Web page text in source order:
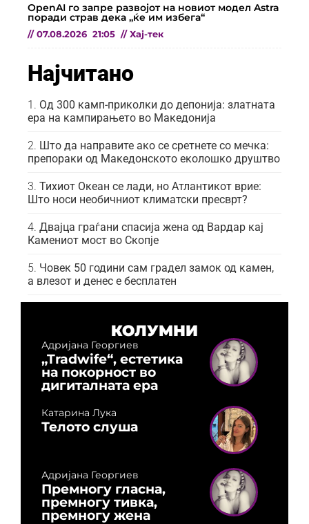
OpenAI го запре развојот на новиот модел Astra
поради страв дека „ќе им избега“
// 07.08.2026 21:05 // Хај-тек
Најчитано
Од 300 камп-приколки до депонија: златната
ера на кампирањето во Македонија
Што да направите ако се сретнете со мечка:
препораки од Македонското еколошко друштво
Тихиот Океан се лади, но Атлантикот врие:
Што носи необичниот климатски пресврт?
Двајца граѓани спасија жена од Вардар кај
Камениот мост во Скопје
Човек 50 години сам градел замок од камен,
а влезот и денес е бесплатен
КОЛУМНИ
Адријана Георгиев
„Tradwife“, естетика
на покорност во
дигиталната ера
Катарина Лука
Телото слуша
Адријана Георгиев
Премногу гласна,
премногу тивка,
премногу жена